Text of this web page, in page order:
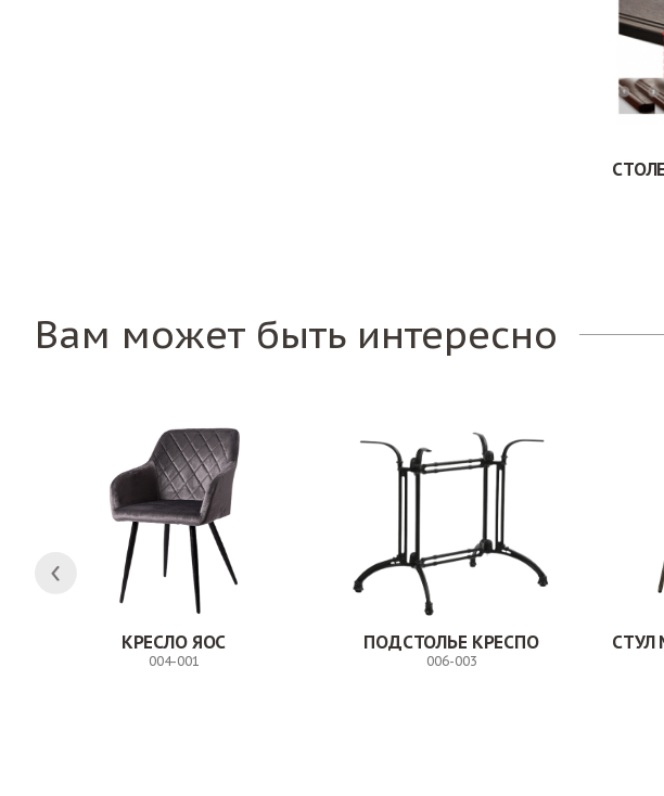
Вам может быть интересно
КРЕСЛО ЯОС
004-001
ПОДСТОЛЬЕ КРЕСПО
006-003